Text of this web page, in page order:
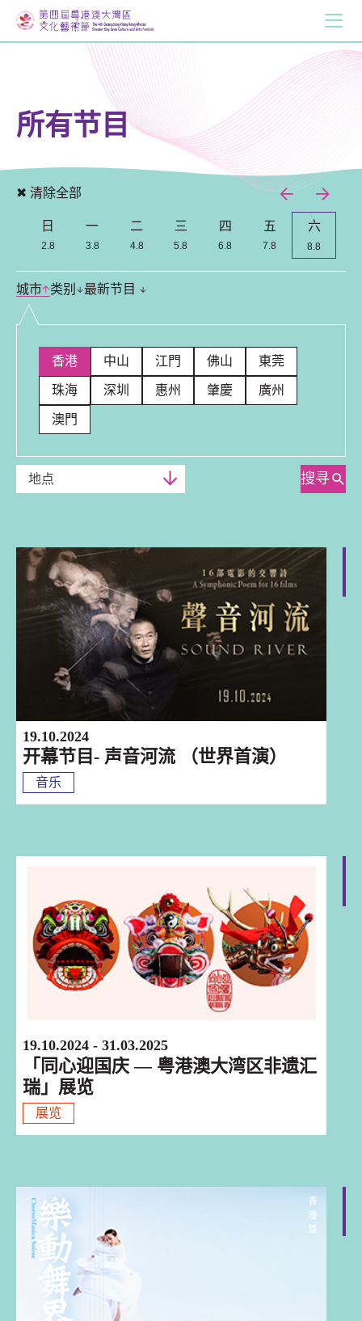
所有节目
✖ 清除全部
日 一 二 三 四 五 六
2.8 3.8 4.8 5.8 6.8 7.8 8.8
城市 类别 最新节目
香港 中山 江門 佛山 東莞
珠海 深圳 惠州 肇慶 廣州
澳門
地点 搜寻
19.10.2024
开幕节目- 声音河流 （世界首演）
音乐
19.10.2024 - 31.03.2025
「同心迎国庆 — 粤港澳大湾区非遗汇
瑞」展览
展览